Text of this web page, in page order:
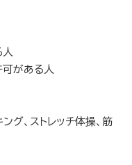
人
可がある人
グ、ストレッチ体操、筋